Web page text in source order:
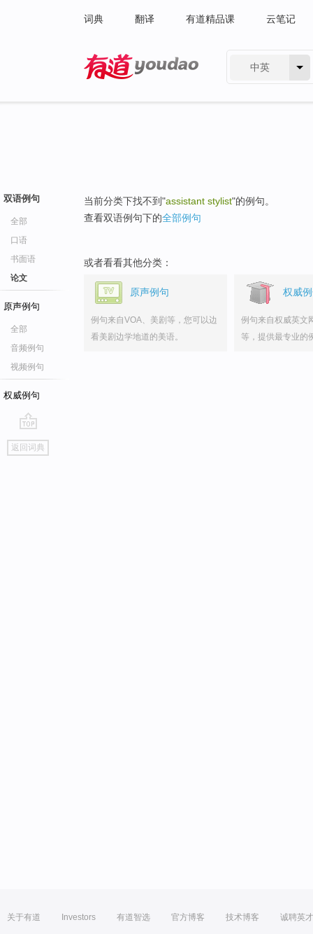
词典 翻译 有道精品课 云笔记
中英
双语例句
全部
口语
书面语
论文
原声例句
全部
音频例句
视频例句
权威例句
go
top
返回词典
当前分类下找不到"assistant stylist"的例句。
查看双语例句下的全部例句
或者看看其他分类：
原声例句
例句来自VOA、美剧等，您可以边
看美剧边学地道的美语。
权威
例句来自权威英文
等，提供最专业的
关于有道 Investors 有道智选 官方博客 技术博客 诚聘英才